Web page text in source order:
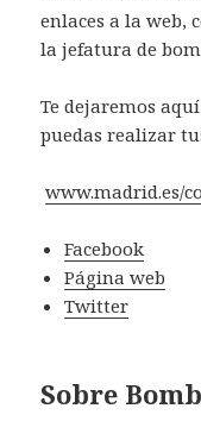
enlaces a la web,
la jefatura de
Te dejaremos
puedas realizar
www.madrid.es/
Facebook
Página web
Twitter
Sobre